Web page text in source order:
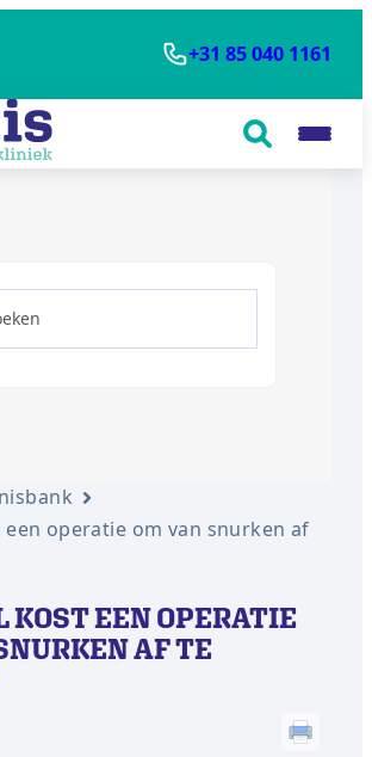
+31 85 040 1161
operatie om van snurken af
KOST EEN OPERATIE
AF ​​TE